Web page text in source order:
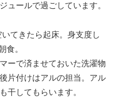
ュールで過ごしています。
てきたら起床。身支度し
食。
ーで済ませておいた洗濯物
片付けはアルの担当。アル
干してもらいます。